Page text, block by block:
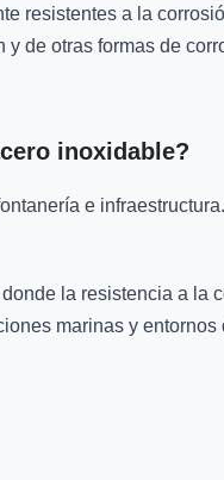
resistentes a la
de otras formas de
inoxidable?
e
la resistencia a la
marinas y